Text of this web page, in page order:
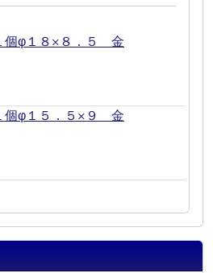
個φ１８×８．５ 金
個φ１５．５×９ 金